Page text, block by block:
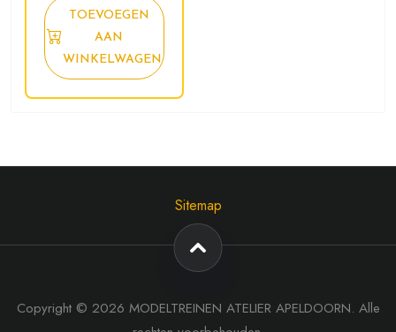
TOEVOEGEN
AAN
WINKELWAGEN
Sitemap
Copyright © 2026 MODELTREINEN ATELIER APELDOORN. Alle